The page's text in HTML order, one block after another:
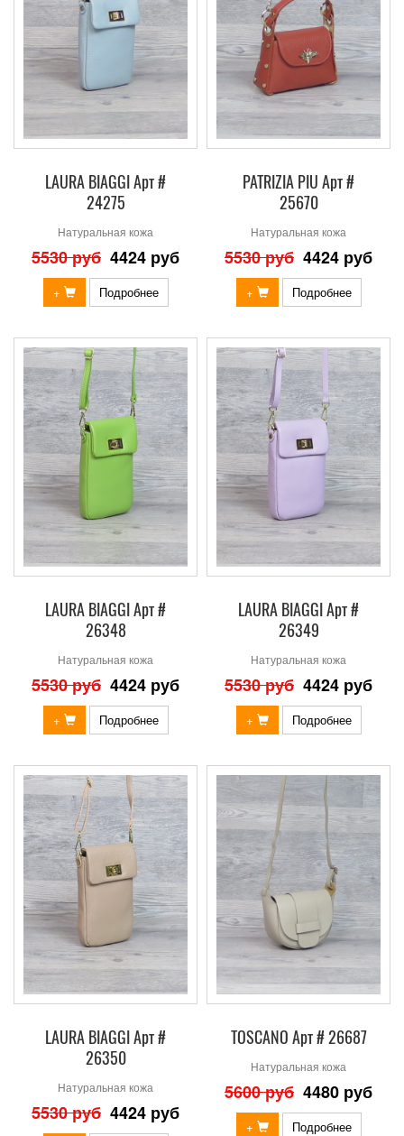
LAURA BIAGGI Арт #
24275
Натуральная кожа
5530 руб 4424 руб
+ Подробнее
PATRIZIA PIU Арт #
25670
Натуральная кожа
5530 руб 4424 руб
+ Подробнее
LAURA BIAGGI Арт #
26348
Натуральная кожа
5530 руб 4424 руб
+ Подробнее
LAURA BIAGGI Арт #
26349
Натуральная кожа
5530 руб 4424 руб
+ Подробнее
LAURA BIAGGI Арт #
26350
Натуральная кожа
5530 руб 4424 руб
TOSCANO Арт # 26687
Натуральная кожа
5600 руб 4480 руб
+ Подробнее